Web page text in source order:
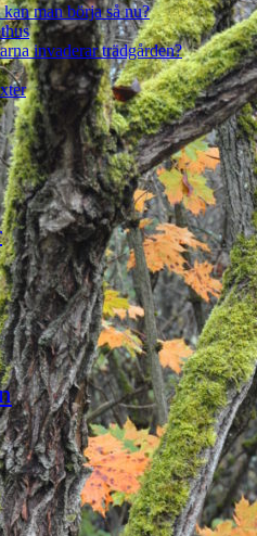
man börja så nu?
invaderar trädgården?